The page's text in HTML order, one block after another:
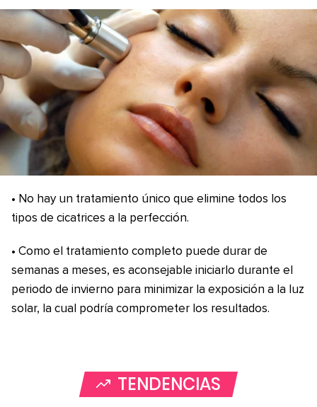
• No hay un tratamiento único que elimine todos los
tipos de cicatrices a la perfección.
• Como el tratamiento completo puede durar de
semanas a meses, es aconsejable iniciarlo durante el
periodo de invierno para minimizar la exposición a la luz
solar, la cual podría comprometer los resultados.
TENDENCIAS